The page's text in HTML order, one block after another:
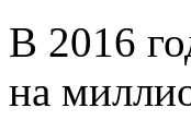
В 2016
на